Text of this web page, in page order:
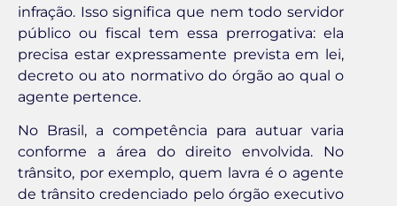
infração. Isso significa que nem todo servidor
público ou fiscal tem essa prerrogativa: ela
precisa estar expressamente prevista em lei,
decreto ou ato normativo do órgão ao qual o
agente pertence.
No Brasil, a competência para autuar varia
conforme a área do direito envolvida. No
trânsito, por exemplo, quem lavra é o agente
de trânsito credenciado pelo órgão executivo